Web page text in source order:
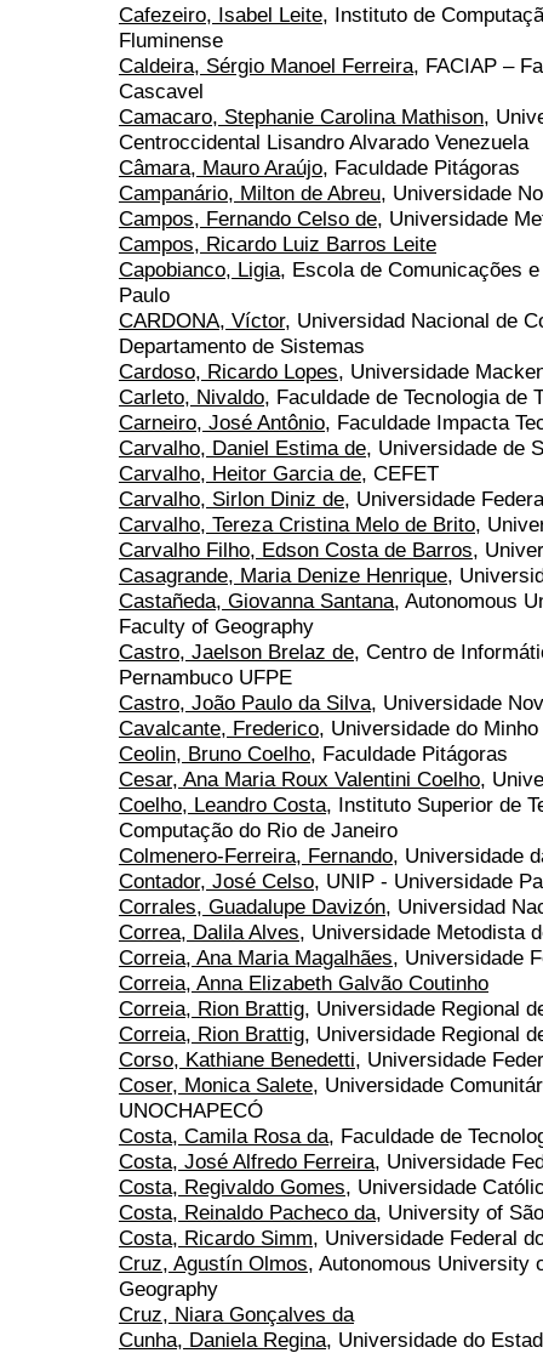
Cafezeiro, Isabel Leite, Instituto de
Fluminense
Caldeira, Sérgio Manoel Ferreira, FACIAP –
Cascavel
Camacaro, Stephanie Carolina Mathison,
Centroccidental Lisandro Alvarado Venezuela
Câmara, Mauro Araújo, Faculdade Pitágoras
Campanário, Milton de Abreu, Universidade
Campos, Fernando Celso de, Universidade
Campos, Ricardo Luiz Barros Leite
Capobianco, Ligia, Escola de Comunicações
Paulo
CARDONA, Víctor, Universidad Nacional de
Departamento de Sistemas
Cardoso, Ricardo Lopes, Universidade
Carleto, Nivaldo, Faculdade de Tecnologia de
Carneiro, José Antônio, Faculdade Impacta
Carvalho, Daniel Estima de, Universidade de
Carvalho, Heitor Garcia de, CEFET
Carvalho, Sirlon Diniz de, Universidade
Carvalho, Tereza Cristina Melo de Brito,
Carvalho Filho, Edson Costa de Barros,
Casagrande, Maria Denize Henrique,
Castañeda, Giovanna Santana, Autonomous
Faculty of Geography
Castro, Jaelson Brelaz de, Centro de
Pernambuco UFPE
Castro, João Paulo da Silva, Universidade
Cavalcante, Frederico, Universidade do Minho
Ceolin, Bruno Coelho, Faculdade Pitágoras
Cesar, Ana Maria Roux Valentini Coelho,
Coelho, Leandro Costa, Instituto Superior de
Computação do Rio de Janeiro
Colmenero-Ferreira, Fernando, Universidade
Contador, José Celso, UNIP - Universidade
Corrales, Guadalupe Davizón, Universidad
Correa, Dalila Alves, Universidade Metodista
Correia, Ana Maria Magalhães, Universidade
Correia, Anna Elizabeth Galvão Coutinho
Correia, Rion Brattig, Universidade Regional
Correia, Rion Brattig, Universidade Regional
Corso, Kathiane Benedetti, Universidade
Coser, Monica Salete, Universidade
UNOCHAPECÓ
Costa, Camila Rosa da, Faculdade de
Costa, José Alfredo Ferreira, Universidade
Costa, Regivaldo Gomes, Universidade
Costa, Reinaldo Pacheco da, University of
Costa, Ricardo Simm, Universidade Federal
Cruz, Agustín Olmos, Autonomous University
Geography
Cruz, Niara Gonçalves da
Cunha, Daniela Regina, Universidade do